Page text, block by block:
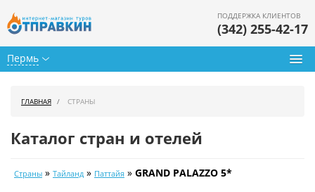
Пермь
ПОДДЕРЖКА КЛИЕНТОВ
(342) 255-42-17
Календарь туров
ГЛАВНАЯ СТРАНЫ
Каталог стран и отелей
Страны » Тайланд » Паттайя » GRAND PALAZZO 5*